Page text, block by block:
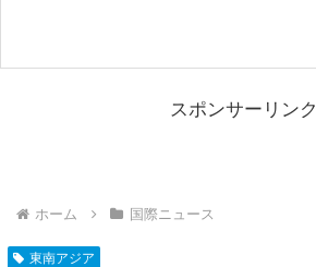
スポンサーリンク
ホーム 国際ニュース
東南アジア